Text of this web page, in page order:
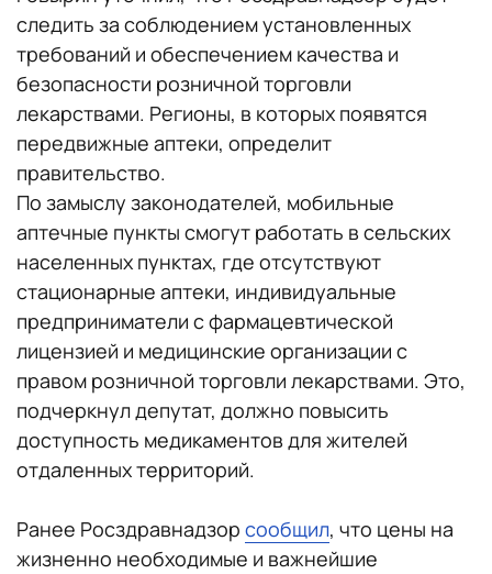
следить за соблюдением установленных
требований и обеспечением качества и
безопасности розничной торговли
лекарствами. Регионы, в которых появятся
передвижные аптеки, определит
правительство.
По замыслу законодателей, мобильные
аптечные пункты смогут работать в сельских
населенных пунктах, где отсутствуют
стационарные аптеки, индивидуальные
предприниматели с фармацевтической
лицензией и медицинские организации с
правом розничной торговли лекарствами. Это,
подчеркнул депутат, должно повысить
доступность медикаментов для жителей
отдаленных территорий.
Ранее Росздравнадзор сообщил, что цены на
жизненно необходимые и важнейшие